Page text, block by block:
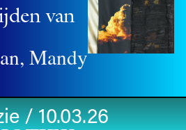
van
Mandy
/ 10.03.26